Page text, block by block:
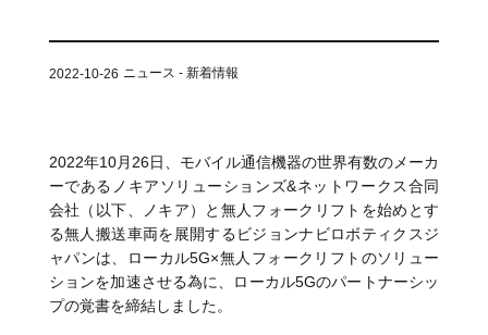
VNKQ20 ム)
2022-10-26 ニュース - 新着情報
2022年10月26日、モバイル通信機器の世界有数のメーカ
ーであるノキアソリューションズ&ネットワークス合同
会社（以下、ノキア）と無人フォークリフトを始めとす
る無人搬送車両を展開するビジョンナビロボティクスジ
ャパンは、ローカル5G×無人フォークリフトのソリュー
ションを加速させる為に、ローカル5Gのパートナーシッ
プの覚書を締結しました。